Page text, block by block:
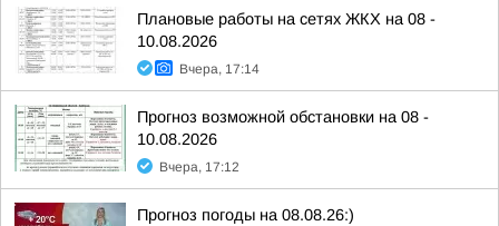
Плановые работы на сетях ЖКХ на 08 -
10.08.2026
Вчера, 17:14
Прогноз возможной обстановки на 08 -
10.08.2026
Вчера, 17:12
Прогноз погоды на 08.08.26:)